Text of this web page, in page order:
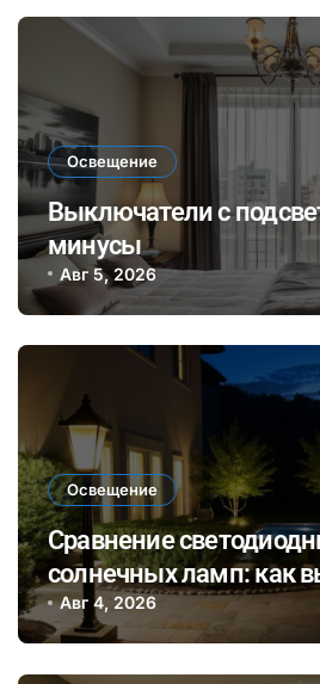
Освещение
Выключатели с
минусы
Авг 5, 2026
Освещение
Сравнение
солнечных ламп: как
оптимальный вариант
и внутреннего
Авг 4, 2026